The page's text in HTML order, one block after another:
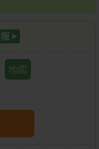
地図